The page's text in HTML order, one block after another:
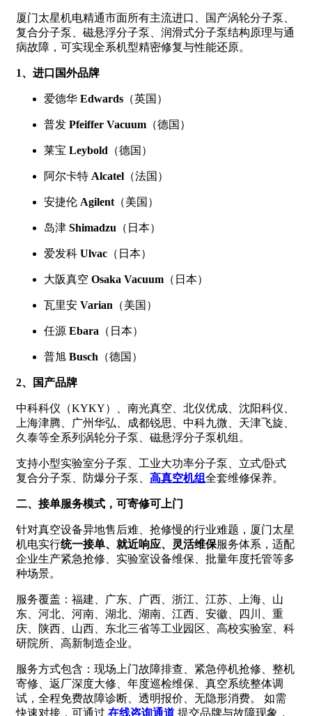
厦门太星机电精通市面所有主流进口、国产涡轮分子泵、
复合分子泵、磁悬浮分子泵、润滑式分子泵结构原理与通
病故障，可实现全系机型精密修复与性能还原。
1、进口国外品牌
爱德华 Edwards （英国）
普发 Pfeiffer Vacuum （德国）
莱宝 Leybold （德国）
阿尔卡特 Alcatel （法国）
安捷伦 Agilent （美国）
岛津 Shimadzu （日本）
爱发科 Ulvac （日本）
大阪真空 Osaka Vacuum （日本）
瓦里安 Varian （美国）
任源 Ebara （日本）
普旭 Busch （德国）
2、国产品牌
中科科仪（KYKY）、南光真空、北仪优成、沈阳科仪、
上海津腾、广州华弘、成都锐思、中科九微、天津飞旋、
久泰等全系列涡轮分子泵、磁悬浮分子泵机组。
支持小型实验室分子泵、工业大功率分子泵、立式/卧式
复合分子泵、防爆分子泵、 高真空机组全套维修保养。
二、接单服务模式，可寄修可上门
针对真空设备异地售后难、抢修慢的行业难题，厦门太星
机电实行统一接单、就近响应、灵活维保服务体系，适配
企业生产紧急抢修、实验室设备维保、批量年度托管等多
种场景。
服务覆盖：福建、广东、广西、浙江、江苏、上海、山
东、河北、河南、湖北、湖南、江西、安徽、四川、重
庆、陕西、山西、东北三省等工业园区、高校实验室、科
研院所、高新制造企业。
服务方式包含：现场上门故障排查、紧急停机抢修、整机
寄修、返厂深度大修、年度巡检维保、真空系统整体调
试，全程免费故障诊断、透明报价、无隐形消费。 如需
快速对接，可通过 在线咨询通道 提交品牌与故障现象，